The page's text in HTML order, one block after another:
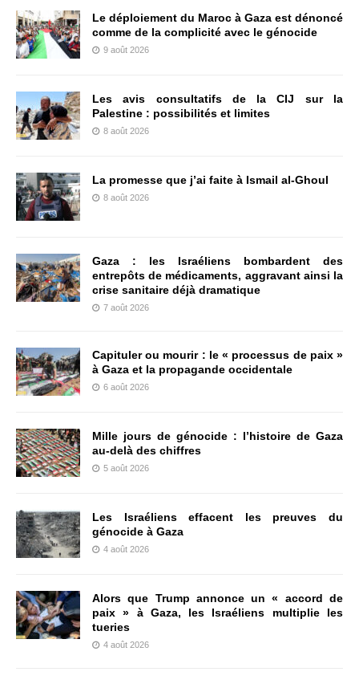
Le déploiement du Maroc à Gaza est dénoncé
comme de la complicité avec le génocide
9 août 2026
Les avis consultatifs de la CIJ sur la
Palestine : possibilités et limites
8 août 2026
La promesse que j’ai faite à Ismail al-Ghoul
8 août 2026
Gaza : les Israéliens bombardent des
entrepôts de médicaments, aggravant ainsi la
crise sanitaire déjà dramatique
7 août 2026
Capituler ou mourir : le « processus de paix »
à Gaza et la propagande occidentale
6 août 2026
Mille jours de génocide : l’histoire de Gaza
au-delà des chiffres
5 août 2026
Les Israéliens effacent les preuves du
génocide à Gaza
4 août 2026
Alors que Trump annonce un « accord de
paix » à Gaza, les Israéliens multiplie les
tueries
4 août 2026